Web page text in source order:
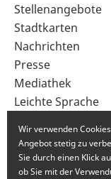
im
Fußbereich
Stellenangebote
Stadtkarten
Nachrichten
Presse
Mediathek
Leichte Sprache
Wir verwenden
Angebot stetig zu
Sie durch einen Klick
ob Sie mit der